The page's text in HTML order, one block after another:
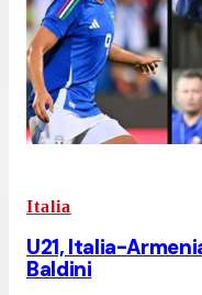
Italia
U21, Italia-
Baldini